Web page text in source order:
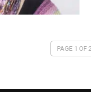
PAGE 1 OF